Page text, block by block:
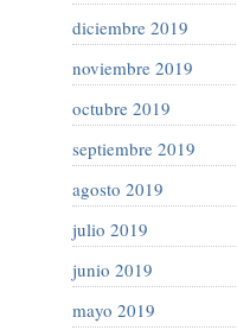
diciembre 2019
noviembre 2019
octubre 2019
septiembre 2019
agosto 2019
julio 2019
junio 2019
mayo 2019